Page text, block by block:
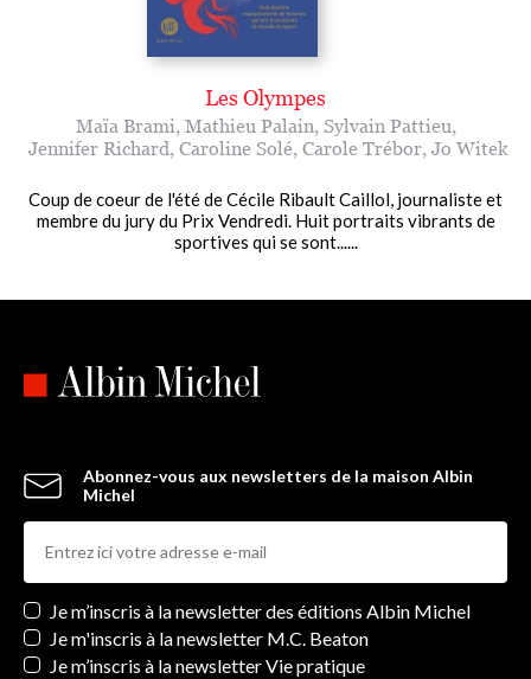
Les Olympes
Maïa Brami, Mathieu Palain, Sylvain Pattieu,
Jennifer Richard, Caroline Solé, Carole Trébor, Jo Witek
Coup de coeur de l'été de Cécile Ribault Caillol, journaliste et
membre du jury du Prix Vendredi. Huit portraits vibrants de
sportives qui se sont......
Abonnez-vous aux newsletters de la maison Albin
Michel
Newsletters
Je m’inscris à la newsletter des éditions Albin Michel
Je m'inscris à la newsletter M.C. Beaton
Je m’inscris à la newsletter Vie pratique